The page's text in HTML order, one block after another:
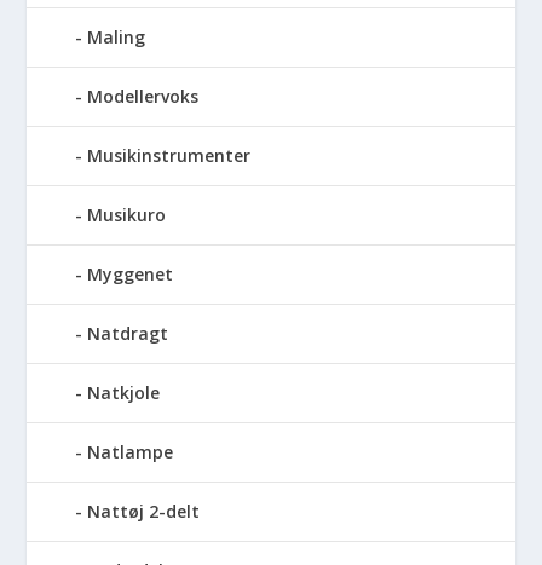
Maling
Modellervoks
Musikinstrumenter
Musikuro
Myggenet
Natdragt
Natkjole
Natlampe
Nattøj 2-delt